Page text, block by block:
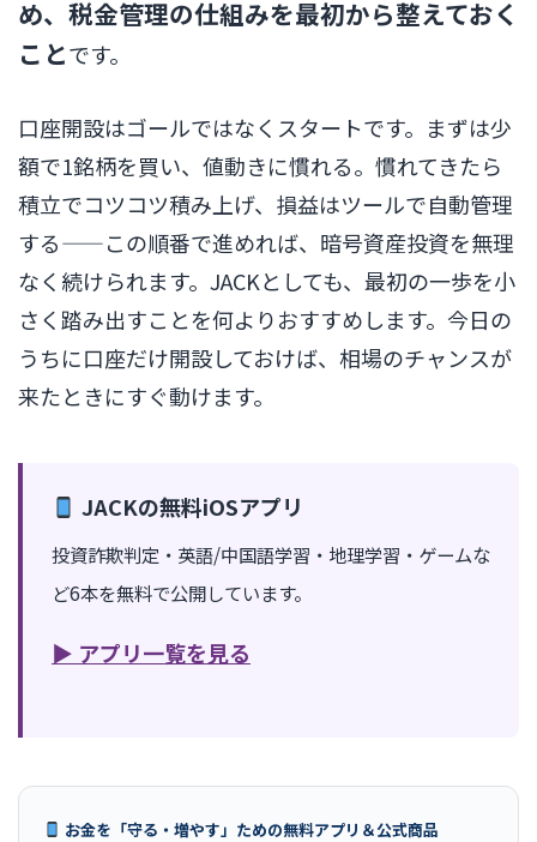
め、税金管理の仕組みを最初から整えておく
ことです。
口座開設はゴールではなくスタートです。まずは少
額で1銘柄を買い、値動きに慣れる。慣れてきたら
積立でコツコツ積み上げ、損益はツールで自動管理
する——この順番で進めれば、暗号資産投資を無理
なく続けられます。JACKとしても、最初の一歩を小
さく踏み出すことを何よりおすすめします。今日の
うちに口座だけ開設しておけば、相場のチャンスが
来たときにすぐ動けます。
JACKの無料iOSアプリ
投資詐欺判定・英語/中国語学習・地理学習・ゲームな
ど6本を無料で公開しています。
▶ アプリ一覧を見る
お金を「守る・増やす」ための無料アプリ＆公式商品